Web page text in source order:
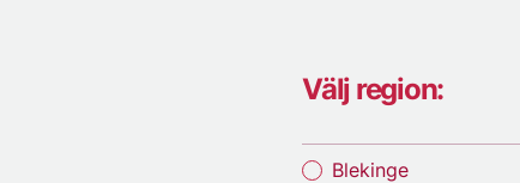
Välj region:
Blekinge